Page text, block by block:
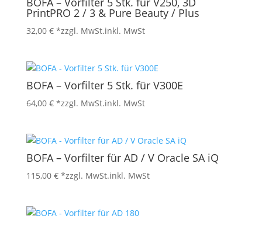
PrintPRO 2 / 3 & Pure Beauty / Plus
32,00 € *zzgl. MwSt.inkl. MwSt
BOFA – Vorfilter 5 Stk. für V300E
64,00 € *zzgl. MwSt.inkl. MwSt
BOFA – Vorfilter für AD / V Oracle SA iQ
115,00 € *zzgl. MwSt.inkl. MwSt